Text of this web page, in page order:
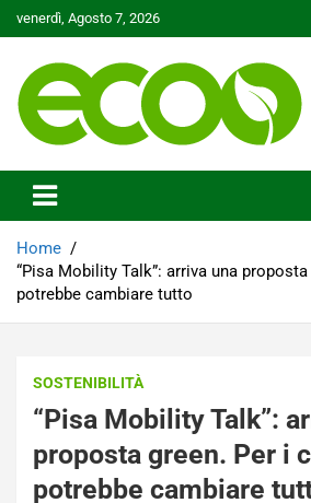
to
venerdì, Agosto 7, 2026
Ecoo.it
Home
“Pisa Mobility Talk”: arriva una
potrebbe cambiare tutto
SOSTENIBILITÀ
“Pisa Mobility Talk”:
proposta green. Per i
potrebbe cambiare